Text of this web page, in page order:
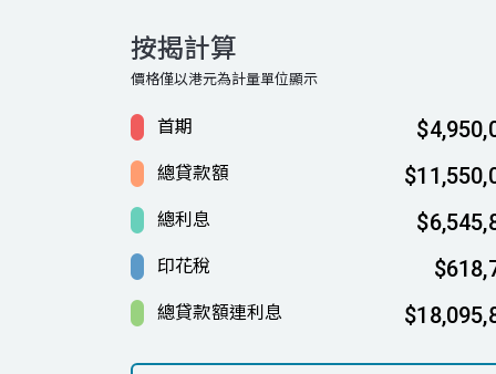
按揭計算
價格僅以港元為計量單位顯示
首期
總貸款額
總利息
印花稅
總貸款額連利息